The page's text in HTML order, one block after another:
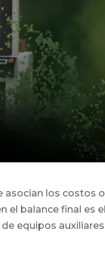
los
balance final es
equipos